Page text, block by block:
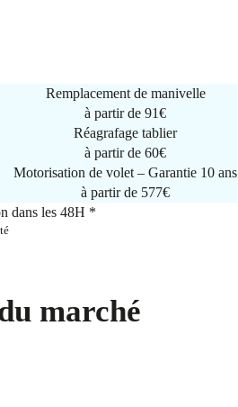
Remplacement de manivelle
à partir de91€
Réagrafage tablier
à partir de60€
Motorisation de volet – Garantie 10 ans
à partir de 577€
dans les 48H *
marché